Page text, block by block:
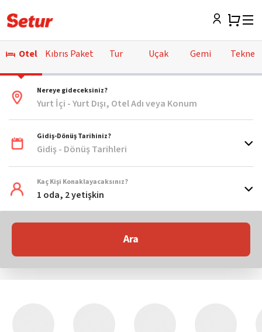
Otel Kıbrıs Paket Tur Uçak Gemi Tekne
Nereye gideceksiniz?
Yurt İçi - Yurt Dışı, Otel Adı veya Konum
Gidiş-Dönüş Tarihiniz?
Gidiş - Dönüş Tarihleri
Kaç Kişi Konaklayacaksınız?
1 oda, 2 yetişkin
Ara